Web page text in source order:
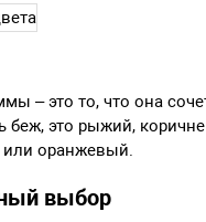
– это то, что она
это рыжий,
или оранжевый.
выбор